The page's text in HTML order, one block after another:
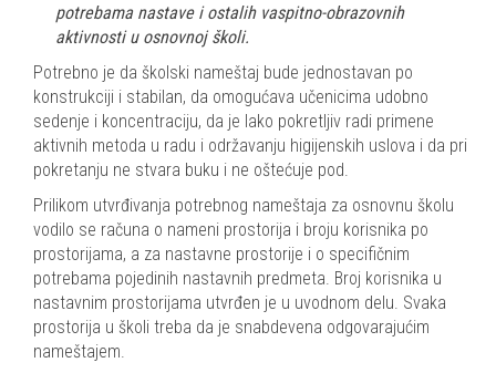
potrebama nastave i ostalih vaspitno-obrazovnih
aktivnosti u osnovnoj školi.
Potrebno je da školski nameštaj bude jednostavan po
konstrukciji i stabilan, da omogućava učenicima udobno
sedenje i koncentraciju, da je lako pokretljiv radi primene
aktivnih metoda u radu i održavanju higijenskih uslova i da pri
pokretanju ne stvara buku i ne oštećuje pod.
Prilikom utvrđivanja potrebnog nameštaja za osnovnu školu
vodilo se računa o nameni prostorija i broju korisnika po
prostorijama, a za nastavne prostorije i o specifičnim
potrebama pojedinih nastavnih predmeta. Broj korisnika u
nastavnim prostorijama utvrđen je u uvodnom delu. Svaka
prostorija u školi treba da je snabdevena odgovarajućim
nameštajem.